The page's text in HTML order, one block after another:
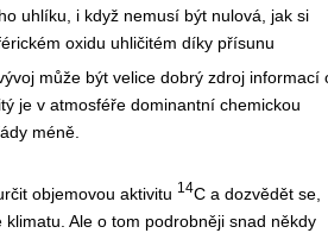
uhlíku, i když nemusí být nulová, jak si
oxidu uhličitém díky přísunu
může být velice dobrý zdroj informací
je v atmosféře dominantní chemickou
méně.
objemovou aktivitu 14C a dozvědět se,
Ale o tom podrobněji snad někdy